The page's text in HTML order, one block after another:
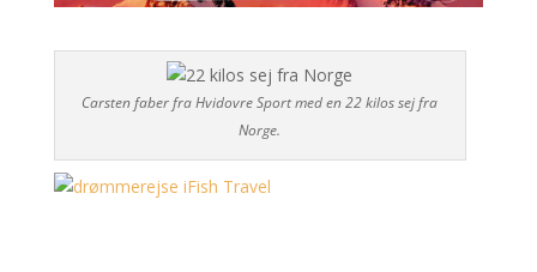
Carsten faber fra Hvidovre Sport med en 22 kilos sej fra
Norge.